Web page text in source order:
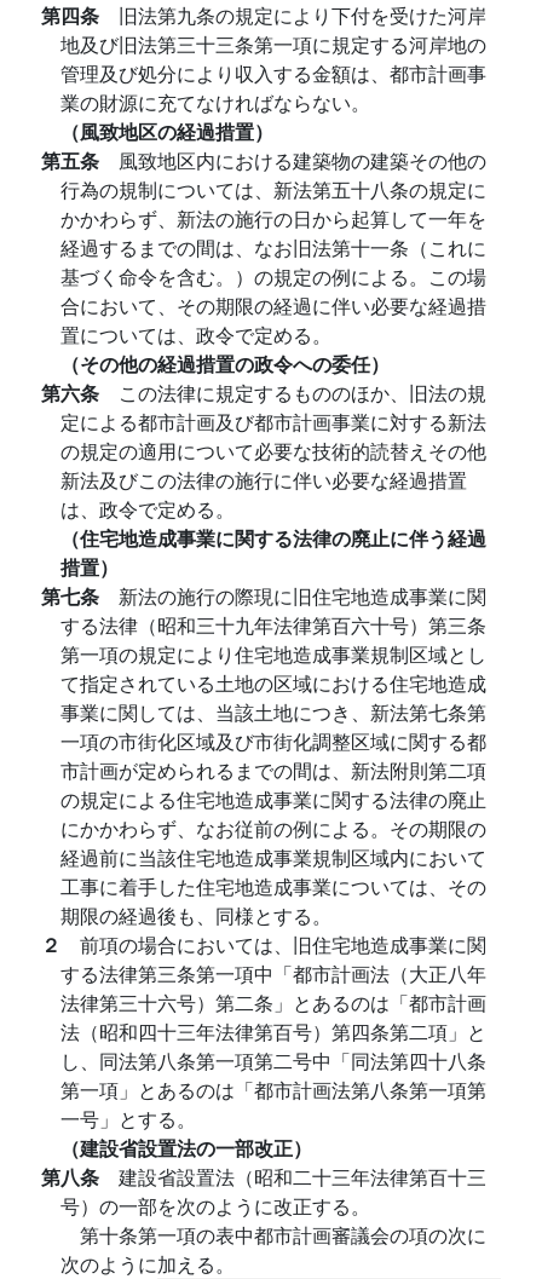
第四条 旧法第九条の規定により下付を受けた河岸
地及び旧法第三十三条第一項に規定する河岸地の
管理及び処分により収入する金額は、都市計画事
業の財源に充てなければならない。
（風致地区の経過措置）
第五条 風致地区内における建築物の建築その他の
行為の規制については、新法第五十八条の規定に
かかわらず、新法の施行の日から起算して一年を
経過するまでの間は、なお旧法第十一条（これに
基づく命令を含む。）の規定の例による。この場
合において、その期限の経過に伴い必要な経過措
置については、政令で定める。
（その他の経過措置の政令への委任）
第六条 この法律に規定するもののほか、旧法の規
定による都市計画及び都市計画事業に対する新法
の規定の適用について必要な技術的読替えその他
新法及びこの法律の施行に伴い必要な経過措置
は、政令で定める。
（住宅地造成事業に関する法律の廃止に伴う経過
措置）
第七条 新法の施行の際現に旧住宅地造成事業に関
する法律（昭和三十九年法律第百六十号）第三条
第一項の規定により住宅地造成事業規制区域とし
て指定されている土地の区域における住宅地造成
事業に関しては、当該土地につき、新法第七条第
一項の市街化区域及び市街化調整区域に関する都
市計画が定められるまでの間は、新法附則第二項
の規定による住宅地造成事業に関する法律の廃止
にかかわらず、なお従前の例による。その期限の
経過前に当該住宅地造成事業規制区域内において
工事に着手した住宅地造成事業については、その
期限の経過後も、同様とする。
２ 前項の場合においては、旧住宅地造成事業に関
する法律第三条第一項中「都市計画法（大正八年
法律第三十六号）第二条」とあるのは「都市計画
法（昭和四十三年法律第百号）第四条第二項」と
し、同法第八条第一項第二号中「同法第四十八条
第一項」とあるのは「都市計画法第八条第一項第
一号」とする。
（建設省設置法の一部改正）
第八条 建設省設置法（昭和二十三年法律第百十三
号）の一部を次のように改正する。
第十条第一項の表中都市計画審議会の項の次に
次のように加える。